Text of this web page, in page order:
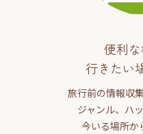
便利
行きたい
旅行前の情報収
ジャンル、ハ
今いる場所か